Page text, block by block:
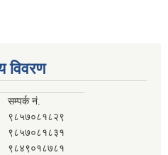
विवरण
सम्पर्क नं.
९८५७०८१८२९
९८५७०८१८३१
९८४९०१८७८१